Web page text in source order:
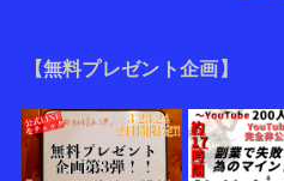
【無料プレゼント企画】